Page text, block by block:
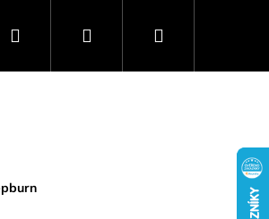
NÁM DÁRKOVÉ POUKAZY
Hledat PřihlášeníNákupní